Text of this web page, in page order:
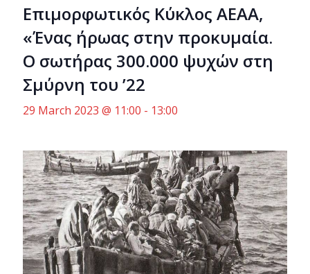
Eπιμορφωτικός Κύκλος ΑΕΑΑ,
«Ένας ήρωας στην προκυμαία.
Ο σωτήρας 300.000 ψυχών στη
Σμύρνη του ’22
29 March 2023 @ 11:00 - 13:00